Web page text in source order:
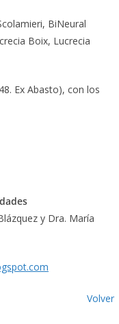
BiNeural
Boix, Lucrecia
Ex Abasto), con los
y Dra. María
Volver